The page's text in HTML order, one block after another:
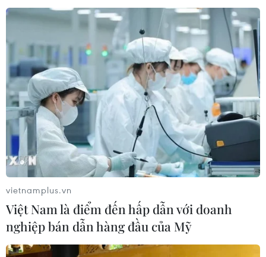
vietnamplus.vn
Việt Nam là điểm đến hấp dẫn với doanh
nghiệp bán dẫn hàng đầu của Mỹ